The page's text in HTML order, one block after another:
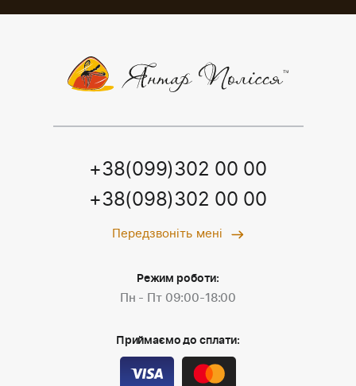
+38(099)302 00 00
+38(098)302 00 00
Передзвоніть мені
Режим роботи:
Пн - Пт 09:00-18:00
Приймаємо до сплати: